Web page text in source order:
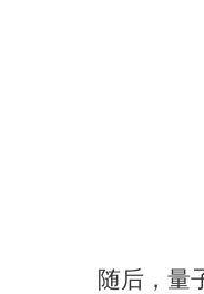
随后，量